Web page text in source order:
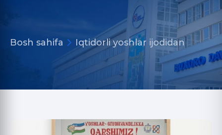
Bosh sahifa Iqtidorli yoshlar ijodidan